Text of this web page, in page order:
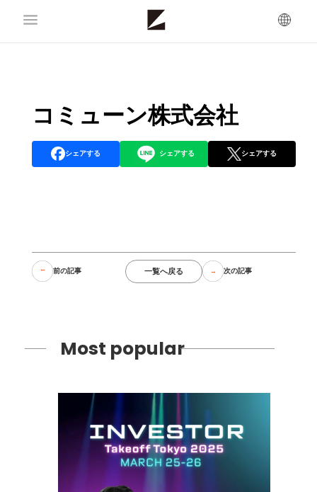
コミューン株式会社
シェアする シェアする シェアする
前の記事 一覧へ戻る 次の記事
Most popular